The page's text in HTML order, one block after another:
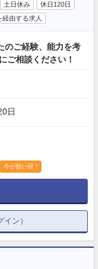
土日休み
休日120日
経由する求人
ご経験、能力を考
ご相談ください！
日
今が狙い目！
ン）